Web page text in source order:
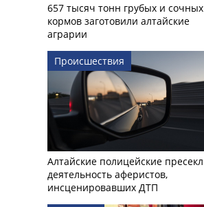
657 тысяч тонн грубых и сочных
кормов заготовили алтайские
аграрии
Происшествия
Алтайские полицейские
деятельность аферистов,
инсценировавших ДТП